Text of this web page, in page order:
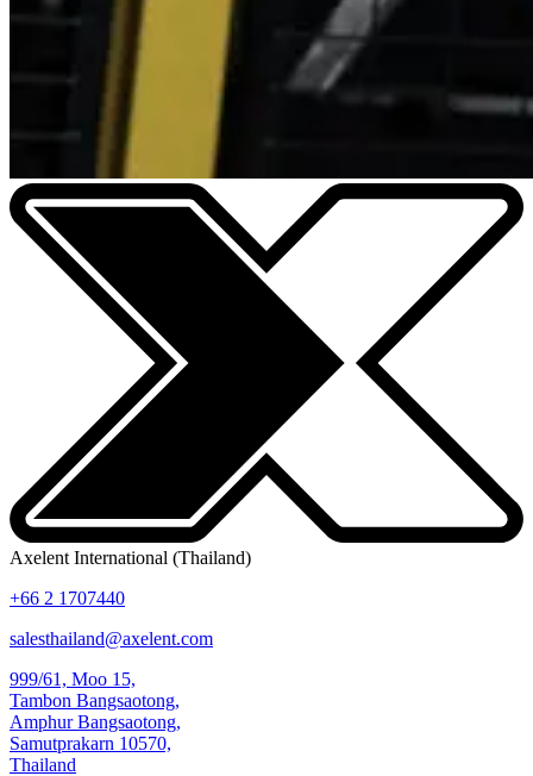
Axelent International (Thailand)
+66 2 1707440
salesthailand@axelent.com
999/61, Moo 15,
Tambon Bangsaotong,
Amphur Bangsaotong,
Samutprakarn 10570,
Thailand